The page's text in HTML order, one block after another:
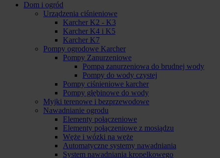
Dom i ogród
Urządzenia ciśnieniowe
Karcher K2 - K3
Karcher K4 i K5
Karcher K7
Pompy ogrodowe Karcher
Pompy Zanurzeniowe
Pompa zanurzeniowa do brudnej wody
Pompy do wody czystej
Pompy ciśnieniowe karcher
Pompy głębinowe do wody
Myjki terenowe i bezprzewodowe
Nawadnianie ogrodu
Elementy połączeniowe
Elementy połączeniowe z mosiądzu
Węże i wózki na węże
Automatyczne systemy nawadniania
System nawadniania kropelkowego